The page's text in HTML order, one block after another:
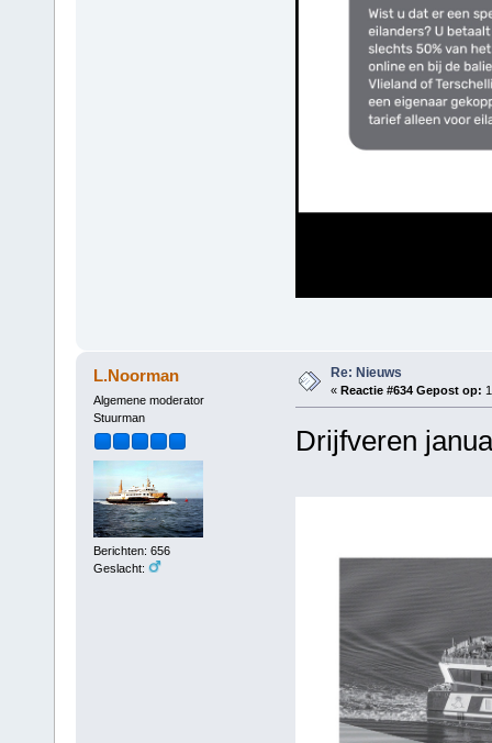
L.Noorman
Algemene moderator
Stuurman
Berichten: 656
Geslacht:
Re: Nieuws
« Reactie #634 Gepost op:
Drijfveren